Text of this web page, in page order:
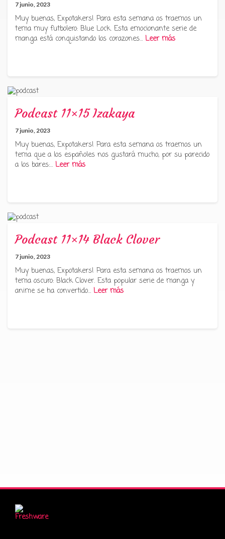
7 junio, 2023
Muy buenas, Expotakers! Para esta semana os traemos un
tema muy futbolero: Blue Lock. Esta emocionante serie de
manga está conquistando los corazones… Leer más
Podcast 11×15 Izakaya
7 junio, 2023
Muy buenas, Expotakers! Para esta semana os traemos un
tema que a los españoles nos gustará mucho, por su parecido
a los bares:… Leer más
Podcast 11×14 Black Clover
7 junio, 2023
Muy buenas, Expotakers! Para esta semana os traemos un
tema oscuro: Black Clover. Esta popular serie de manga y
anime se ha convertido… Leer más